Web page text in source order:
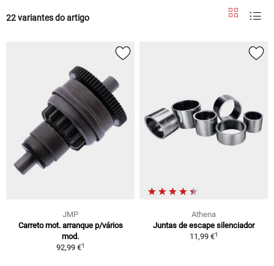
22 variantes do artigo
JMP
Carreto mot. arranque p/vários
mod.
92,99 €1
Athena
Juntas de escape silenciador
11,99 €1